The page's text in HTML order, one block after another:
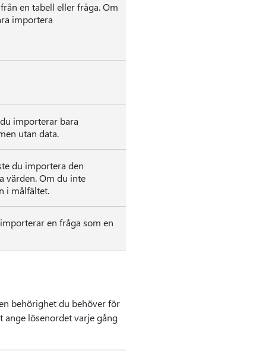
en tabell eller fråga. Om
importera
importerar bara
utan data.
du importera den
värden. Om du inte
i målfältet.
en fråga som en
behörighet du behöver för
ange lösenordet varje gång